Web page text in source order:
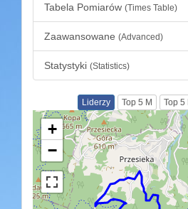
Tabela Pomiarów (Times Table)
Zaawansowane (Advanced)
Statystyki (Statistics)
Liderzy Top 5 M Top 5
+
−